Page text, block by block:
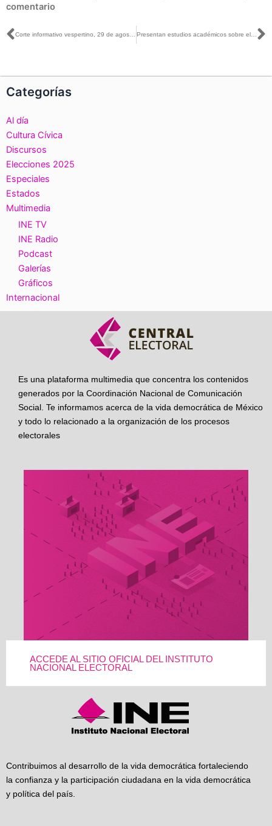
comentario
Ant Presentan estudios académicos sobre el Proceso Electoral 2018
Categorías
Al día
Cultura Cívica
Discursos
Elecciones 2025
Especiales
Estados
Multimedia
INE TV
INE Radio
Podcast
Galerías
Gráficos
Internacional
Es una plataforma multimedia que concentra los contenidos
generados por la Coordinación Nacional de Comunicación
Social. Te informamos acerca de la vida democrática de México
y todo lo relacionado a la organización de los procesos
electorales
ACCEDE AL SITIO OFICIAL DEL INSTITUTO
NACIONAL ELECTORAL
Contribuimos al desarrollo de la vida democrática fortaleciendo
la confianza y la participación ciudadana en la vida democrática
y política del país.